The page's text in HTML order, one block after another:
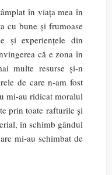
în viața mea în
cu bune și frumoase
și experiențele din
că e zona în
multe resurse și-n
de care n-am fost
mi-au ridicat moralul
prin toate rafturile și
în schimb gândul
mi-au schimbat de